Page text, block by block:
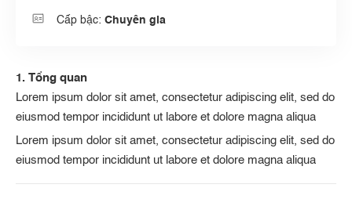
Cấp bậc: Chuyên gia
1. Tổng quan
Lorem ipsum dolor sit amet, consectetur adipiscing elit, sed do
eiusmod tempor incididunt ut labore et dolore magna aliqua
Lorem ipsum dolor sit amet, consectetur adipiscing elit, sed do
eiusmod tempor incididunt ut labore et dolore magna aliqua